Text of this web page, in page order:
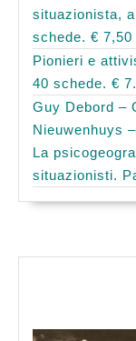
situazionista,
schede. € 7,50
Pionieri e
40 schede. €
Guy Debord –
Nieuwenhuys
La
situazionisti.